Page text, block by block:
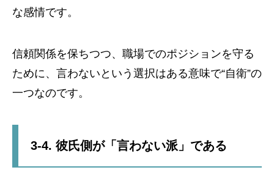
な感情です。
信頼関係を保ちつつ、職場でのポジションを守る
ために、言わないという選択はある意味で“自衛”の
一つなのです。
3-4. 彼氏側が「言わない派」である